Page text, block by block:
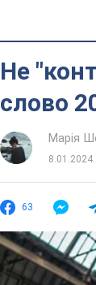
Не
слово
Марія
8.01.2024
63